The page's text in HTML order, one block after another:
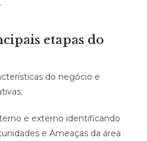
etapas do
do negócio e
e externo identificando
e Ameaças da área